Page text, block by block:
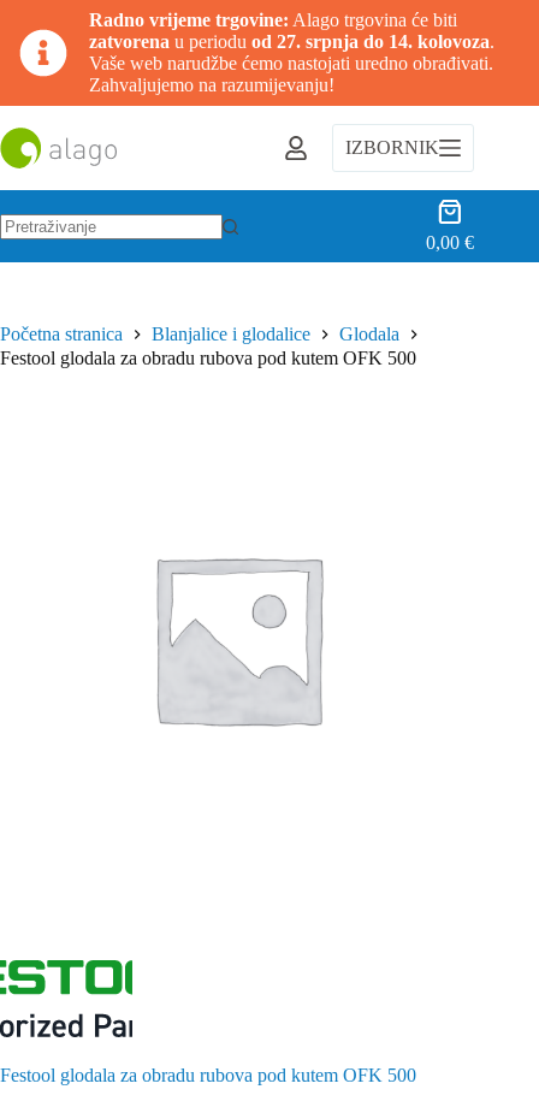
Radno vrijeme trgovine: Alago trgovina će biti
zatvorena u periodu od 27. srpnja do 14. kolovoza.
Vaše web narudžbe ćemo nastojati uredno obrađivati.
Zahvaljujemo na razumijevanju!
na
sadržaj
IZBORNIK
Košarica
0,00€
Početna stranica Blanjalice i glodalice
Glodala
Festool glodala za obradu rubova pod kutem OFK 500
Festool glodala za obradu rubova pod kutem OFK 500